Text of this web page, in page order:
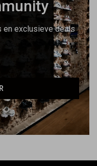
en exclusieve deals